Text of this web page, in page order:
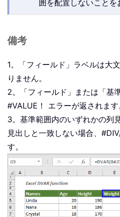
囲を配置しないことを
備考
1。「フィールド」ラベルは大
りません。
2。「フィールド」または「基
#VALUE！ エラーが返されます
3。基準範囲内のいずれかの列
見出しと一致しない場合、
す。